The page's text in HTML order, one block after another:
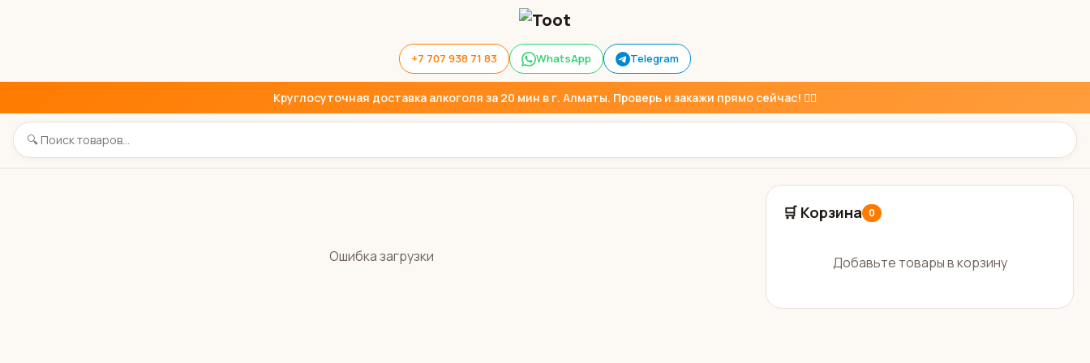
+7 707 938 71 83 WhatsApp Telegram
Круглосуточная доставка алкоголя за 20 мин в г. Алматы. Проверь и закажи прямо сейчас! 👇🏼
Ошибка загрузки
🛒 Корзина 0
Добавьте товары в корзину